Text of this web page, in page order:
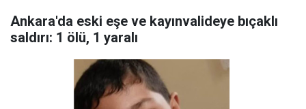
Ankara'da eski eşe ve kayınvalideye bıçaklı
saldırı: 1 ölü, 1 yaralı